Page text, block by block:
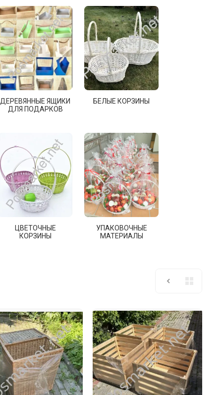
ДЕРЕВЯННЫЕ ЯЩИКИ
ДЛЯ ПОДАРКОВ
БЕЛЫЕ КОРЗИНЫ
ЦВЕТОЧНЫЕ
КОРЗИНЫ
УПАКОВОЧНЫЕ
МАТЕРИАЛЫ